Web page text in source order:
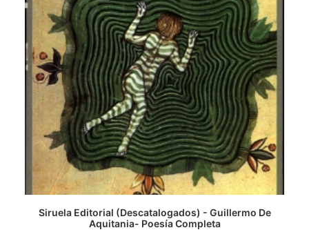
AGREGAR AL CARRITO
Siruela Editorial (Descatalogados) - Guillermo De
Aquitania- Poesía Completa